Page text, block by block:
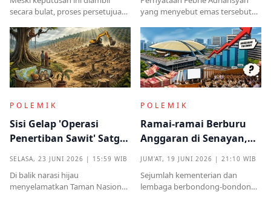
secara bulat, proses persetujuan
kritik tajam terkait prosedur yang
mendadak serta kekhawatiran
akan beban anggaran
yang menyebut emas tersebut
menjadi titik penting dalam
proses pembuktian
POLEMIK
Sisi Gelap 'Operasi
Penertiban Sawit' Satgas
SELASA, 23 JUNI 2026 | 15:59 WIB
Di balik narasi hijau
menyelamatkan Taman Nasional
POLEMIK
Ramai-ramai Berburu
Anggaran di Senayan,
JUM'AT, 19 JUNI 2026 | 21:10 WIB
Sejumlah kementerian dan
lembaga berbondong-bondong